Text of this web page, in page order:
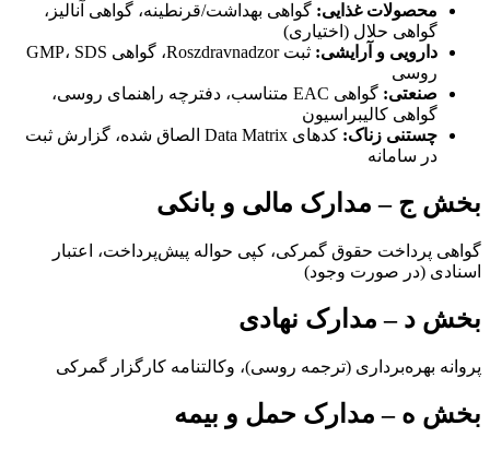
محصولات غذایی: گواهی بهداشت/قرنطینه، گواهی آنالیز،
گواهی حلال (اختیاری)
دارویی و آرایشی:
ثبت Roszdravnadzor، گواهی GMP، SDS
روسی
صنعتی:
گواهی EAC متناسب، دفترچه راهنمای روسی،
گواهی کالیبراسیون
چستنی زناک:
کدهای Data Matrix الصاق شده، گزارش ثبت
در سامانه
بخش ج – مدارک مالی و بانکی
گواهی پرداخت حقوق گمرکی، کپی حواله پیش‌پرداخت، اعتبار
اسنادی (در صورت وجود)
بخش د – مدارک نهادی
پروانه بهره‌برداری (ترجمه روسی)، وکالتنامه کارگزار گمرکی
بخش ه – مدارک حمل و بیمه